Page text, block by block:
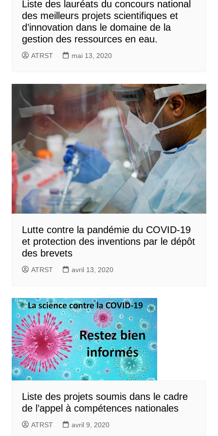
Liste des lauréats du concours national
des meilleurs projets scientifiques et
d’innovation dans le domaine de la
gestion des ressources en eau.
ATRST mai 13, 2020
Lutte contre la pandémie du COVID-19
et protection des inventions par le dépôt
des brevets
ATRST avril 13, 2020
Liste des projets soumis dans le cadre
de l’appel à compétences nationales
ATRST avril 9, 2020